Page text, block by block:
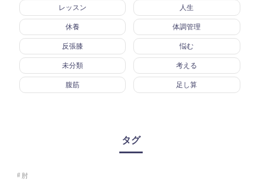
レッスン 人生
休養 体調管理
反張膝 悩む
未分類 考える
腹筋 足し算
タグ
肘